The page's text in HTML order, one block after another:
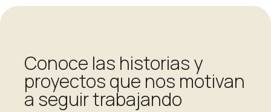
Conoce las historias y
proyectos que nos motivan
a seguir trabajando